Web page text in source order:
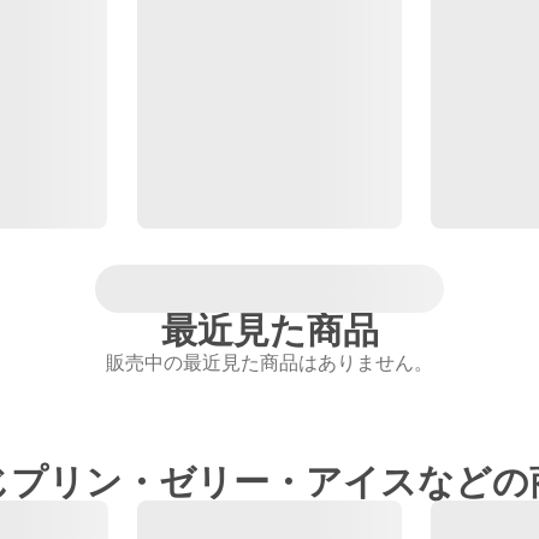
最近見た商品
販売中の最近見た商品はありません。
プリン・ゼリー・アイスなどの